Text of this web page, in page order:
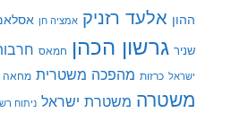
ההון אלעד רזניק אמציה חן
שניר גרשון הכהן חמאס
ישראל כרזות מהפכה משטרית מחאה
משטרה משטרת ישראל ניתוח